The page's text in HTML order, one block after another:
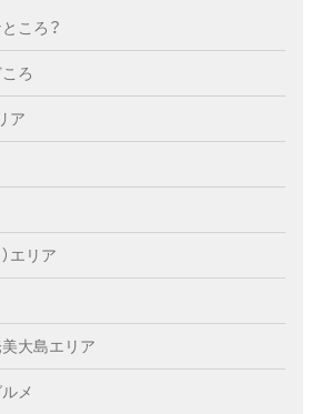
ころ？
ろ
ア
エリア
美大島エリア
メ